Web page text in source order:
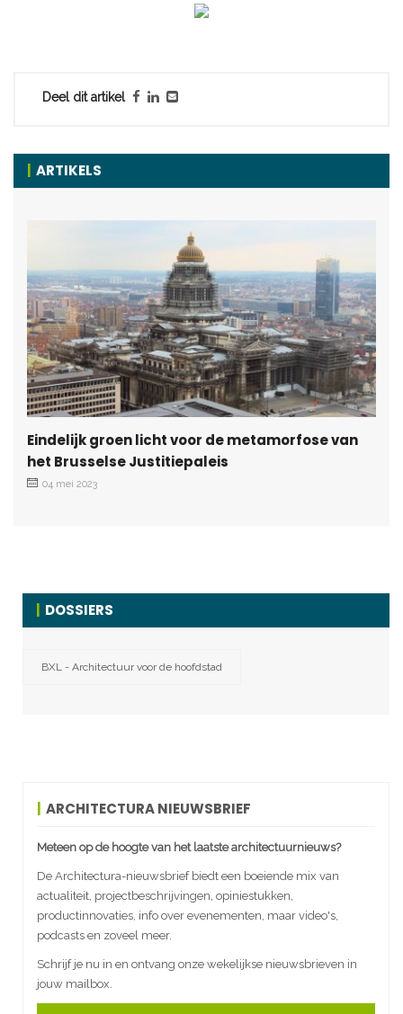
Deel dit artikel
ARTIKELS
Eindelijk groen licht voor de metamorfose van
het Brusselse Justitiepaleis
04 mei 2023
DOSSIERS
BXL - Architectuur voor de hoofdstad
ARCHITECTURA NIEUWSBRIEF
Meteen op de hoogte van het laatste architectuurnieuws?
De Architectura-nieuwsbrief biedt een boeiende mix van
actualiteit, projectbeschrijvingen, opiniestukken,
productinnovaties, info over evenementen, maar video's,
podcasts en zoveel meer.
Schrijf je nu in en ontvang onze wekelijkse nieuwsbrieven in
jouw mailbox.